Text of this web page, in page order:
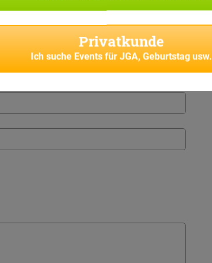
Privatkunde
Ich suche Events für JGA, Geburtstag usw.